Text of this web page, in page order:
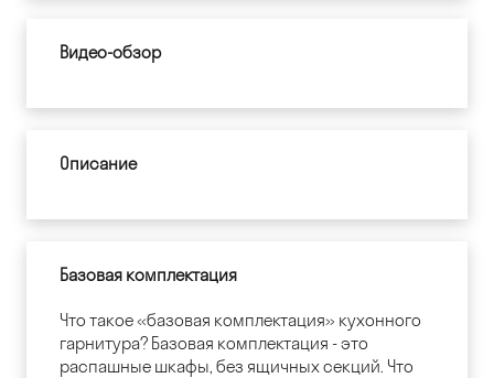
Видео-обзор
Описание
Базовая комплектация
Что такое «базовая комплектация» кухонного
гарнитура? Базовая комплектация - это
распашные шкафы, без ящичных секций. Что